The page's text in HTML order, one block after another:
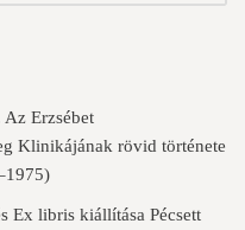
Erzsébet
Klinikájának rövid története
Ex libris kiállítása Pécsett